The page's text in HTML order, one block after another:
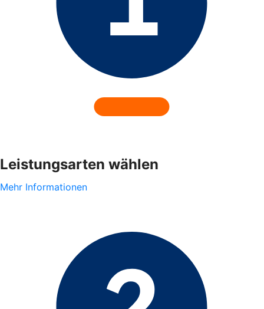
Leistungsarten wählen
Mehr Informationen